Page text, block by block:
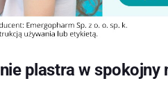
plastra w spokojny